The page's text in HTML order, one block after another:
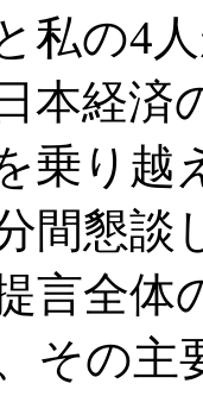
私の4
本経済
乗り越
間懇談
言全体
その主